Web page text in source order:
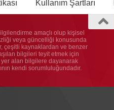
Kullanım Şartları
amaçlı olup kişisel
veya güncelliği konusunda
çeşitli kaynaklardan ve benzer
bilgileri teyit etmek için
yer alan bilgilere dayanarak
kendi sorumluluğundadır.